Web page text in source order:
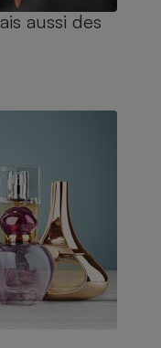
aussi des